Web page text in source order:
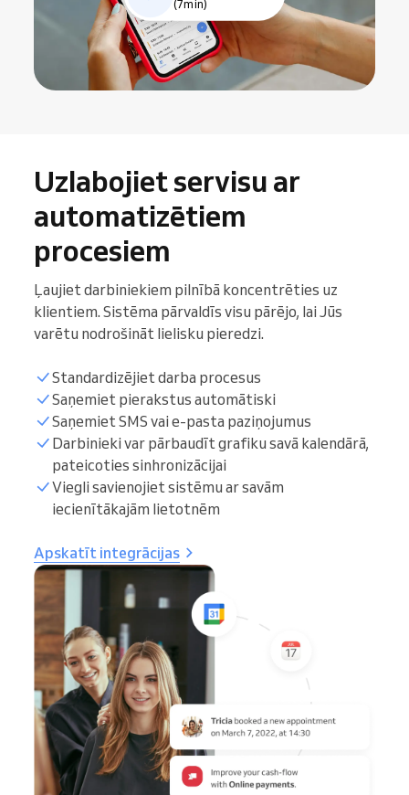
(7min)
Uzlabojiet servisu ar
automatizētiem
procesiem
Ļaujiet darbiniekiem pilnībā koncentrēties uz
klientiem. Sistēma pārvaldīs visu pārējo, lai Jūs
varētu nodrošināt lielisku pieredzi.
Standardizējiet darba procesus
Saņemiet pierakstus automātiski
Saņemiet SMS vai e-pasta paziņojumus
Darbinieki var pārbaudīt grafiku savā kalendārā,
pateicoties sinhronizācijai
Viegli savienojiet sistēmu ar savām
iecienītākajām lietotnēm
Apskatīt integrācijas